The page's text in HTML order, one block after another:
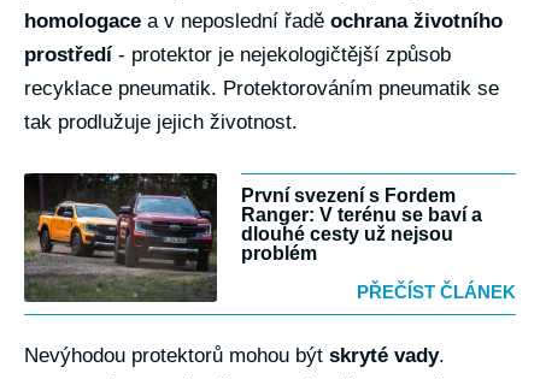
homologace a v neposlední řadě ochrana životního
prostředí - protektor je nejekologičtější způsob
recyklace pneumatik. Protektorováním pneumatik se
tak prodlužuje jejich životnost.
První svezení s Fordem
Ranger: V terénu se baví a
dlouhé cesty už nejsou
problém
PŘEČÍST ČLÁNEK
Nevýhodou protektorů mohou být skryté vady.